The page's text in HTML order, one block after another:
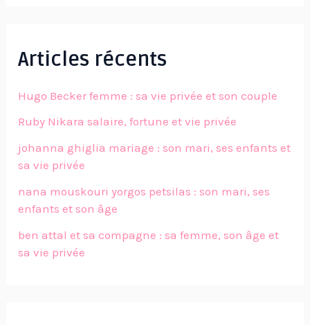
Articles récents
Hugo Becker femme : sa vie privée et son couple
Ruby Nikara salaire, fortune et vie privée
johanna ghiglia mariage : son mari, ses enfants et
sa vie privée
nana mouskouri yorgos petsilas : son mari, ses
enfants et son âge
ben attal et sa compagne : sa femme, son âge et
sa vie privée